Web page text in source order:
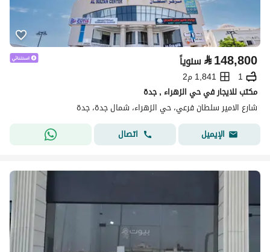
⃁148,800 سنوياً
1
1,841 م2
مكتب للايجار في حي الزهراء , جدة
شارع الامير سلطان فرعي، حي الزهراء، شمال جدة، جدة
الإيميل
اتصال